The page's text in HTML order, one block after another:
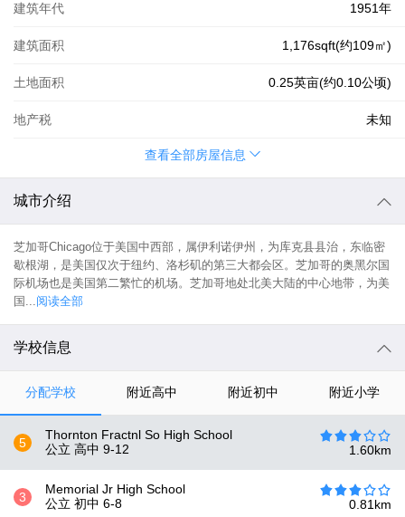
建筑年代 1951年
建筑面积 1,176sqft(约109㎡)
土地面积 0.25英亩(约0.10公顷)
地产税 未知
查看全部房屋信息
城市介绍
芝加哥Chicago位于美国中西部，属伊利诺伊州，为库克县县治，东临密
歇根湖，是美国仅次于纽约、洛杉矶的第三大都会区。芝加哥的奥黑尔国
际机场也是美国第二繁忙的机场。芝加哥地处北美大陆的中心地带，为美
国...阅读全部
学校信息
分配学校 附近高中 附近初中 附近小学
5
Thornton Fractnl So High School
公立 高中 9-12 1.60km
3
Memorial Jr High School
公立 初中 6-8 0.81 km